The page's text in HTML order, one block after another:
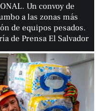
Un convoy de
a las zonas más
de equipos pesados.
de Prensa El Salvador